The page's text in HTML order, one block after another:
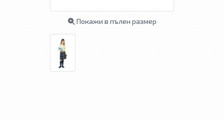
Покажи в пълен размер